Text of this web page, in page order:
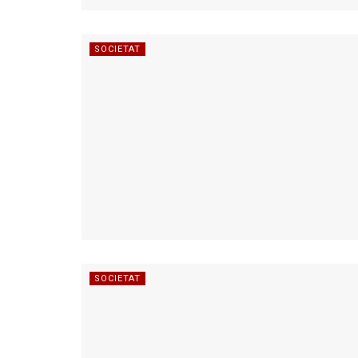
SOCIETAT
SOCIETAT